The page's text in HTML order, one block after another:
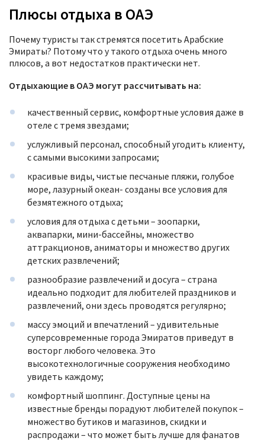
Плюсы отдыха в ОАЭ
Почему туристы так стремятся посетить Арабские
Эмираты? Потому что у такого отдыха очень много
плюсов, а вот недостатков практически нет.
Отдыхающие в ОАЭ могут рассчитывать на:
качественный сервис, комфортные условия даже в
отеле с тремя звездами;
услужливый персонал, способный угодить клиенту,
с самыми высокими запросами;
красивые виды, чистые песчаные пляжи, голубое
море, лазурный океан- созданы все условия для
безмятежного отдыха;
условия для отдыха с детьми – зоопарки,
аквапарки, мини-бассейны, множество
аттракционов, аниматоры и множество других
детских развлечений;
разнообразие развлечений и досуга – страна
идеально подходит для любителей праздников и
развлечений, они здесь проводятся регулярно;
массу эмоций и впечатлений – удивительные
суперсовременные города Эмиратов приведут в
восторг любого человека. Это
высокотехнологичные сооружения необходимо
увидеть каждому;
комфортный шоппинг. Доступные цены на
известные бренды порадуют любителей покупок –
множество бутиков и магазинов, скидки и
распродажи – что может быть лучше для фанатов